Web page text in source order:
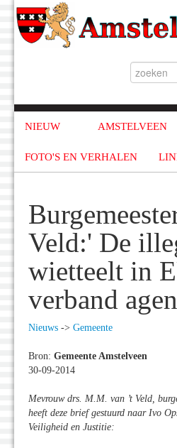
NIEUW AMSTELVEEN
FOTO'S EN VERHALEN
Veld:' De
wietteelt in
verband
Nieuws -> Gemeente
Bron: Gemeente Amstelveen
30-09-2014
Mevrouw drs. M.M. van ’t Veld,
heeft deze brief gestuurd naar Ivo
Veiligheid en Justitie: